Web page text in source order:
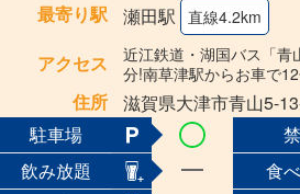
最寄り駅
瀬田駅 直線4.2km
アクセス
近江鉄道・湖国バス「青
分!南草津駅からお車で
住所
滋賀県大津市青山5-
駐車場
飲み放題
食